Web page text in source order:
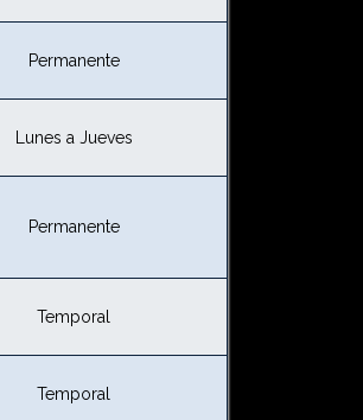
Permanente
Lunes a Jueves
Permanente
Temporal
Temporal